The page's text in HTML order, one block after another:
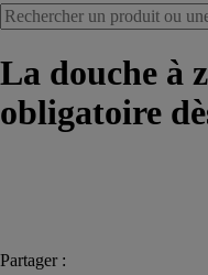
La douche à
obligatoire
Partager :